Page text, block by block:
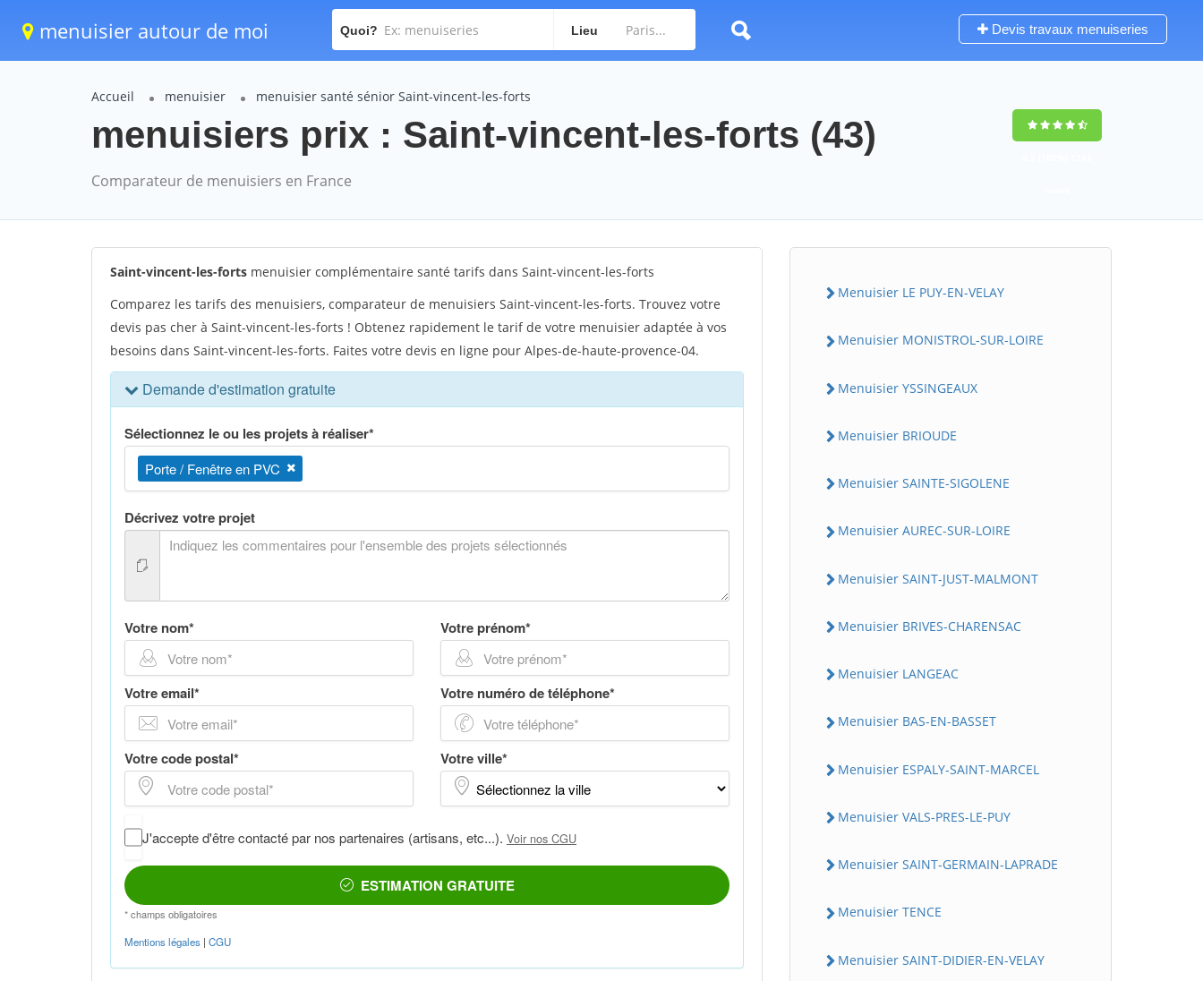
menuisier autour de moi Quoi? Lieu Devis travaux menuiseries
Accueil menuisier menuisier santé sénior Saint-vincent-les-forts
menuisiers prix : Saint-vincent-les-forts (43)
Comparateur de menuisiers en France
Saint-vincent-les-forts menuisier complémentaire santé tarifs dans Saint-vincent-les-forts
Comparez les tarifs des menuisiers, comparateur de menuisiers Saint-vincent-les-forts. Trouvez votre
devis pas cher à Saint-vincent-les-forts ! Obtenez rapidement le tarif de votre menuisier adaptée à vos
besoins dans Saint-vincent-les-forts. Faites votre devis en ligne pour Alpes-de-haute-provence-04.
Menuisier LE PUY-EN-VELAY
Menuisier MONISTROL-SUR-LOIRE
Menuisier YSSINGEAUX
Menuisier BRIOUDE
Menuisier SAINTE-SIGOLENE
Menuisier AUREC-SUR-LOIRE
Menuisier SAINT-JUST-MALMONT
Menuisier BRIVES-CHARENSAC
Menuisier LANGEAC
Menuisier BAS-EN-BASSET
Menuisier ESPALY-SAINT-MARCEL
Menuisier VALS-PRES-LE-PUY
Menuisier SAINT-GERMAIN-LAPRADE
Menuisier TENCE
Menuisier SAINT-DIDIER-EN-VELAY